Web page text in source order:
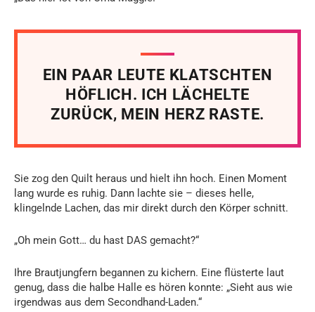
EIN PAAR LEUTE KLATSCHTEN
HÖFLICH. ICH LÄCHELTE
ZURÜCK, MEIN HERZ RASTE.
Sie zog den Quilt heraus und hielt ihn hoch. Einen Moment
lang wurde es ruhig. Dann lachte sie – dieses helle,
klingelnde Lachen, das mir direkt durch den Körper schnitt.
„Oh mein Gott… du hast DAS gemacht?“
Ihre Brautjungfern begannen zu kichern. Eine flüsterte laut
genug, dass die halbe Halle es hören konnte: „Sieht aus wie
irgendwas aus dem Secondhand-Laden.“